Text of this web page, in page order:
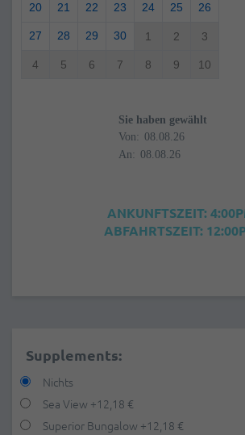
20 21 22 23 24 25 26
27 28 29 30 1 2 3
4 5 6 7 8 9 10
Sie haben gewählt
Von:
An:
ANKUNFTSZEIT:
ABFAHRTSZEIT:
Supplements:
Nichts
Sea View +12,18 €
Superior Bungalow +12,18 €